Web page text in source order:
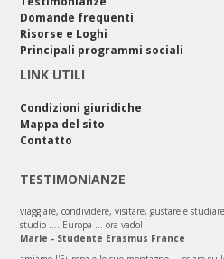
Domande frequenti
Risorse e Loghi
Principali programmi sociali
LINK UTILI
Condizioni giuridiche
Mappa del sito
Contatto
TESTIMONIANZE
viaggiare, condividere, visitare, gustare e
studio .... Europa ... ora vado!
Marie - Studente Erasmus France